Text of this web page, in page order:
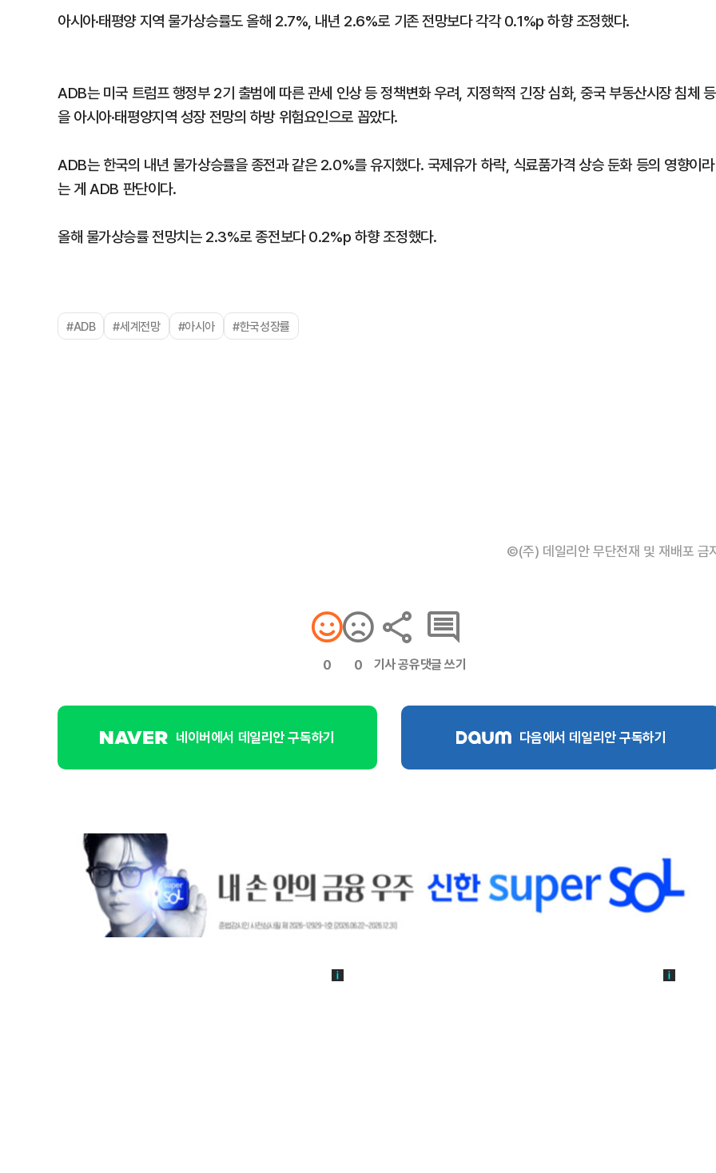
아시아·태평양 지역 물가상승률도 올해 2.7%, 내년 2.6%로 기존 전망보다 각각 0.1%p 하향 조정했다.
ADB는 미국 트럼프 행정부 2기 출범에 따른 관세 인상 등 정책변화 우려, 지정학적 긴장 심화, 중국 부동산시장 침체 등
을 아시아·태평양지역 성장 전망의 하방 위험요인으로 꼽았다.
ADB는 한국의 내년 물가상승률을 종전과 같은 2.0%를 유지했다. 국제유가 하락, 식료품가격 상승 둔화 등의 영향이라
는 게 ADB 판단이다.
올해 물가상승률 전망치는 2.3%로 종전보다 0.2%p 하향 조정했다.
#ADB #세계전망 #아시아 #한국성장률
©(주) 데일리안 무단전재 및 재배포 금
0 0 기사 공유댓글 쓰기
네이버에서 데일리안 구독하기 다음에서 데일리안 구독하기